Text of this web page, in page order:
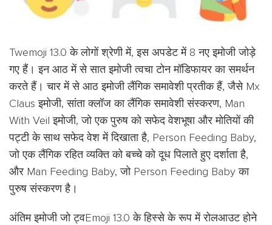
Twemoji 13.0 के लोगों श्रेणी में, इस अपडेट में 8 नए इमोजी जोड़े
गए हैं। इन आठ में से सात इमोजी त्वचा टोन मॉडिफायर का समर्थन
करते हैं। चार में से आठ इमोजी लैंगिक समावेशी प्रतीक हैं, जैसे Mx
Claus इमोजी, सांता क्लॉज का लैंगिक समावेशी संस्करण, Man
With Veil इमोजी, जो एक पुरुष को सफेद वेशभूषा और मोतियों की
पट्टी के साथ सफेद वेश में दिखाता है, Person Feeding Baby,
जो एक लैंगिक रहित व्यक्ति को बच्चे को दूध पिलाते हुए दर्शाता है,
और Man Feeding Baby, जो Person Feeding Baby का
पुरुष संस्करण है।
अंतिम इमोजी जो ट्वEmoji 13.0 के हिस्से के रूप में रोलआउट होने